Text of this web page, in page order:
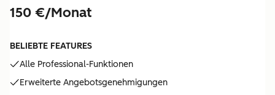
150 €/Monat
BELIEBTE FEATURES
Alle Professional-Funktionen
Erweiterte Angebotsgenehmigungen